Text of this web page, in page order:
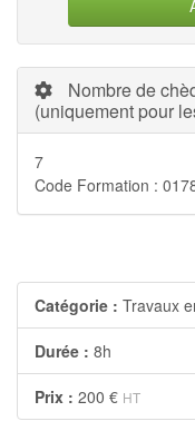
Nombre de
(uniquement pour
7
Code Formation :
Catégorie : Travaux
Durée : 8h
Prix : 200 € HT